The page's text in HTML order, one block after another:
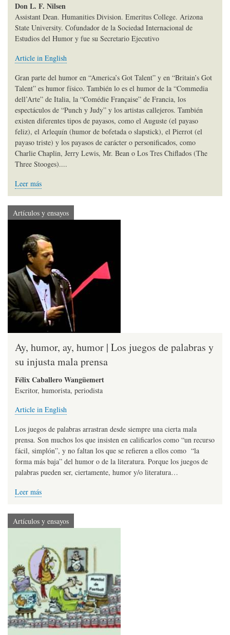
Don L. F. Nilsen
Assistant Dean. Humanities Division. Emeritus College. Arizona
State University. Cofundador de la Sociedad Internacional de
Estudios del Humor y fue su Secretario Ejecutivo
Article in English
Gran parte del humor en “America’s Got Talent” y en “Britain’s Got
Talent” es humor físico. También lo es el humor de la “Commedia
dell’Arte” de Italia, la “Comédie Française” de Francia, los
espectáculos de “Punch y Judy” y los artistas callejeros. También
existen diferentes tipos de payasos, como el Auguste (el payaso
feliz), el Arlequín (humor de bofetada o slapstick), el Pierrot (el
payaso triste) y los payasos de carácter o personificados, como
Charlie Chaplin, Jerry Lewis, Mr. Bean o Los Tres Chiflados (The
Three Stooges)....
Leer más
Artículos y ensayos
Ay, humor, ay, humor | Los juegos de palabras y
su injusta mala prensa
Félix Caballero Wangüemert
Escritor, humorista, periodista
Article in English
Los juegos de palabras arrastran desde siempre una cierta mala
prensa. Son muchos los que insisten en calificarlos como “un recurso
fácil, simplón”, y no faltan los que se refieren a ellos como “la
forma más baja” del humor o de la literatura. Porque los juegos de
palabras pueden ser, ciertamente, humor y/o literatura…
Leer más
Artículos y ensayos